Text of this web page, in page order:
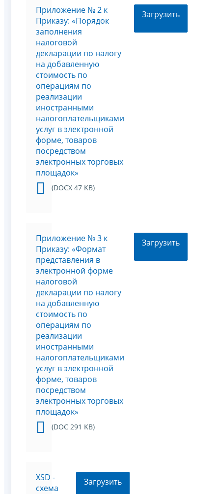
Приложение № 2 к
Приказу: «Порядок
заполнения
налоговой
декларации по налогу
на добавленную
стоимость по
операциям по
реализации
иностранными
налогоплательщиками
услуг в электронной
форме, товаров
посредством
электронных торговых
площадок»
(DOCX 47 KB)
Загрузить
Приложение № 3 к
Приказу: «Формат
представления в
электронной форме
налоговой
декларации по налогу
на добавленную
стоимость по
операциям по
реализации
иностранными
налогоплательщиками
услуг в электронной
форме, товаров
посредством
электронных торговых
площадок»
(DOC 291 KB)
Загрузить
XSD -
схема
Загрузить